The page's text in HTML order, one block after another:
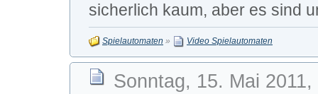
sicherlich kaum, aber es sind
Spielautomaten » Video Spielautomaten
Sonntag, 15. Mai 2011,